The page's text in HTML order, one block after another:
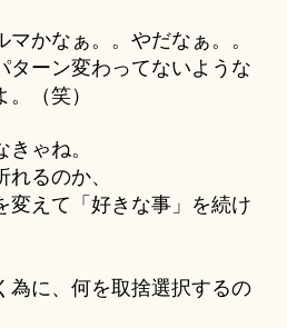
かなぁ。。やだなぁ。。
ターン変わってないような
（笑）
ゃね。
るのか、
変えて「好きな事」を続け
為に、何を取捨選択するの